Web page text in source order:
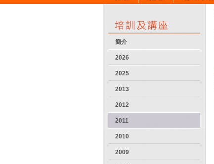
簡介
2026
2025
2013
2012
2011
2010
2009